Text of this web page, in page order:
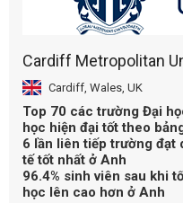
Cardiff Metropolitan
Cardiff, Wales, UK
Top 70 các trường Đại
học hiện đại tốt theo
6 lần liên tiếp trường đạt
tế tốt nhất ở Anh
96.4% sinh viên sau khi
học lên cao hơn ở Anh